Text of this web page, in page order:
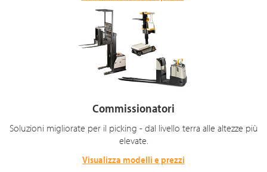
Commissionatori
Soluzioni migliorate per il picking - dal livello terra alle altezze più
elevate.
Visualizza modelli e prezzi